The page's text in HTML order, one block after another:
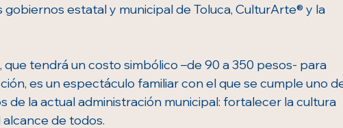
estatal y municipal de Toluca, CulturArte® y la
tendrá un costo simbólico –de 90 a 350 pesos- para
es un espectáculo familiar con el que se cumple uno
de la actual administración municipal: fortalecer la cultura
de todos.